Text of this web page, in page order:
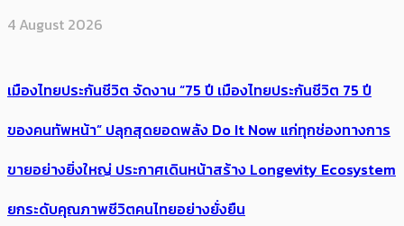
4 August 2026
เมืองไทยประกันชีวิต จัดงาน “75 ปี เมืองไทยประกันชีวิต 75 ปี
ของคนทัพหน้า” ปลุกสุดยอดพลัง Do It Now แก่ทุกช่องทางการ
ขายอย่างยิ่งใหญ่ ประกาศเดินหน้าสร้าง Longevity Ecosystem
ยกระดับคุณภาพชีวิตคนไทยอย่างยั่งยืน